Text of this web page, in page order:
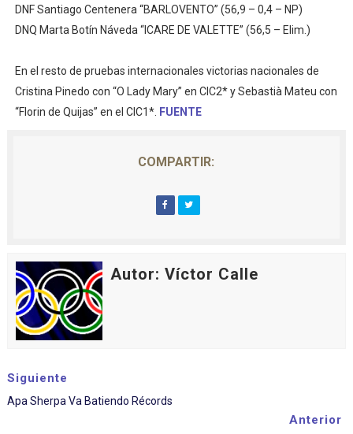
DNF Santiago Centenera “BARLOVENTO” (56,9 – 0,4 – NP)
DNQ Marta Botín Náveda “ICARE DE VALETTE” (56,5 – Elim.)
En el resto de pruebas internacionales victorias nacionales de
Cristina Pinedo con “O Lady Mary” en CIC2* y Sebastià Mateu con
“Florin de Quijas” en el CIC1*. FUENTE
COMPARTIR:
Autor: Víctor Calle
Siguiente
Apa Sherpa Va Batiendo Récords
Anterior